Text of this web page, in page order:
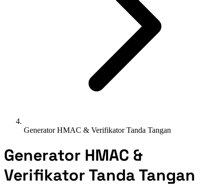
Generator HMAC & Verifikator Tanda Tangan
Generator HMAC &
Verifikator Tanda Tangan